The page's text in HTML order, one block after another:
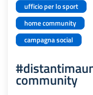
ufficio per lo sport
home community
campagna social
community